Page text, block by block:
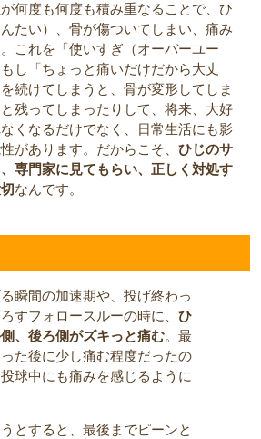
何度も何度も積み重なることで、ひ
たい）、骨が傷ついてしまい、痛み
これを「使いすぎ（オーバーユー
し「ちょっと痛いだけだから大丈
続けてしまうと、骨が変形してしま
残ってしまったりして、将来、大好
くなるだけでなく、日常生活にも影
があります。だからこそ、 ひじのサ
専門家に見てもらい、正しく対処す
なんです。
瞬間の加速期や、投げ終わっ
すフォロースルーの時に、 ひ
、後ろ側がズキっと痛む。最
た後に少し痛む程度だったの
球中にも痛みを感じるように
とすると、最後までピーンと